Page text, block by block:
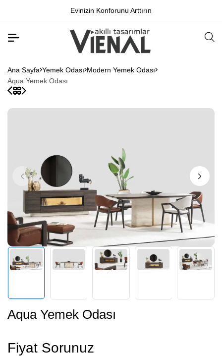
Evinizin Konforunu Arttırın
Ana Sayfa Yemek Odası Modern Yemek Odası
Aqua Yemek Odası
Aqua Yemek Odası
Fiyat Sorunuz